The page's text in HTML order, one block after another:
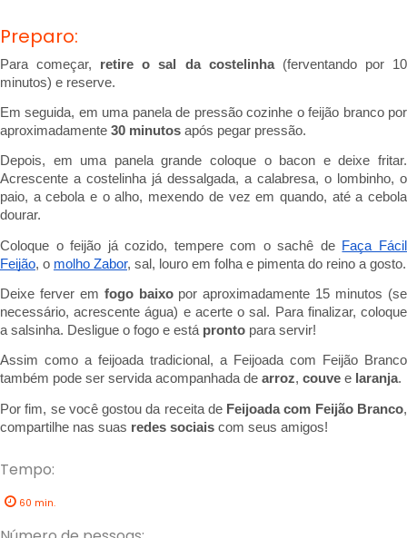
Preparo:
Para começar, retire o sal da costelinha (ferventando por 10
minutos) e reserve.
Em seguida, em uma panela de pressão cozinhe o feijão branco por
aproximadamente 30 minutos após pegar pressão.
Depois, em uma panela grande coloque o bacon e deixe fritar.
Acrescente a costelinha já dessalgada, a calabresa, o lombinho, o
paio, a cebola e o alho, mexendo de vez em quando, até a cebola
dourar.
Coloque o feijão já cozido, tempere com o sachê de Faça Fácil
Feijão, o molho Zabor
Deixe ferver em fogo baixo por aproximadamente 15 minutos (se
necessário, acrescente água) e acerte o sal. Para finalizar, coloque
a salsinha. Desligue o fogo e está pronto para servir!
Assim como a feijoada tradicional, a Feijoada com Feijão Branco
também pode ser servida acompanhada de arroz, couve e laranja.
Por fim, se você gostou da receita de Feijoada com Feijão Branco,
compartilhe nas suas redes sociais com seus amigos!
Tempo:
60 min.